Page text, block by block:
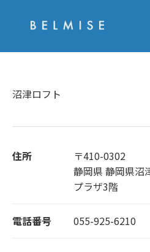
沼津ロフト
住所
〒410-0302
静岡県 静岡県沼
プラザ3階
電話番号 055-925-6210